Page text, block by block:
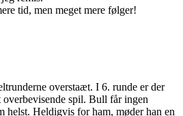
tid, men meget mere følger!
overstaæt. I 6. runde er der
spil. Bull får ingen
helst. Heldigvis for ham, møder han en